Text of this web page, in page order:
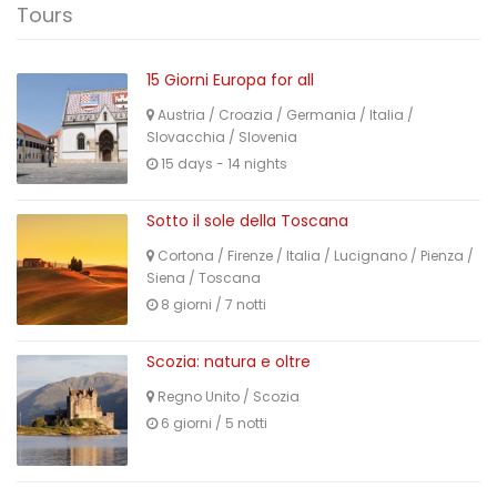
Tours
15 Giorni Europa for all
Austria / Croazia / Germania / Italia /
Slovacchia / Slovenia
15 days - 14 nights
Sotto il sole della Toscana
Cortona / Firenze / Italia / Lucignano / Pienza /
Siena / Toscana
8 giorni / 7 notti
Scozia: natura e oltre
Regno Unito / Scozia
6 giorni / 5 notti